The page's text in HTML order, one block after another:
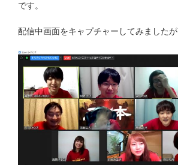
です。
配信中画面をキャプチャーしてみましたが…